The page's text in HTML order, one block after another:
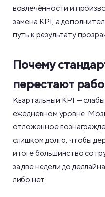
вовлечённости и
замена KPI, а
путь к результату
Почему
перестают
Квартальный KPI —
ежедневном уровне.
отложенное
слишком долго, чтобы
итоге большинство
за две недели до
либо нет.